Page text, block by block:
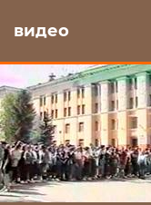
видео